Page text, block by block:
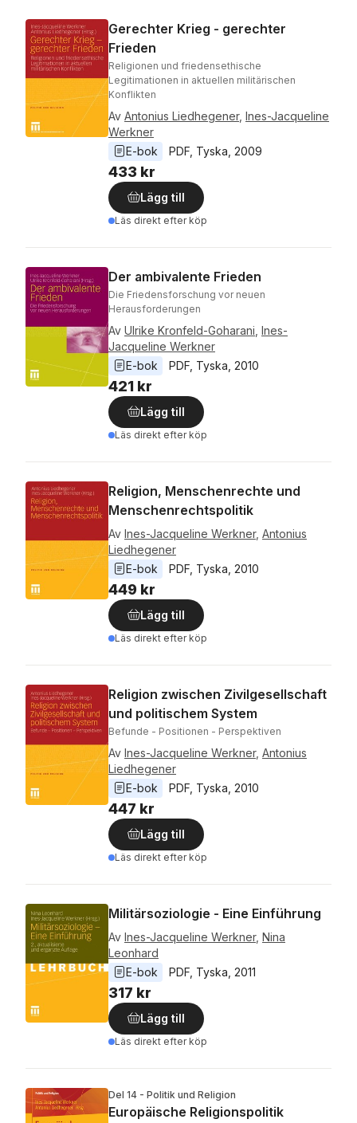
Gerechter Krieg - gerechter
Frieden
Religionen und friedensethische
Legitimationen in aktuellen militärischen
Konflikten
Av Antonius Liedhegener, Ines-Jacqueline
Werkner
E-bok
PDF Tyska 2009
433 kr
Lägg till
Läs direkt efter köp
Der ambivalente Frieden
Die Friedensforschung vor neuen
Herausforderungen
Av Ulrike Kronfeld-Goharani Ines-
Jacqueline Werkner
E-bok
PDF Tyska 2010
421 kr
Lägg till
Läs direkt efter köp
Religion, Menschenrechte und
Menschenrechtspolitik
Av Ines-Jacqueline Werkner, Antonius
Liedhegener
E-bok
PDF Tyska 2010
449 kr
Lägg till
Läs direkt efter köp
Religion zwischen Zivilgesellschaft
und politischem System
Befunde - Positionen - Perspektiven
Av Ines-Jacqueline Werkner, Antonius
Liedhegener
E-bok
PDF Tyska 2010
447 kr
Lägg till
Läs direkt efter köp
Militärsoziologie - Eine Einführung
Av Ines-Jacqueline Werkner, Nina
Leonhard
E-bok
PDF Tyska 2011
317 kr
Lägg till
Läs direkt efter köp
Del 14 - Politik und Religion
Europäische Religionspolitik